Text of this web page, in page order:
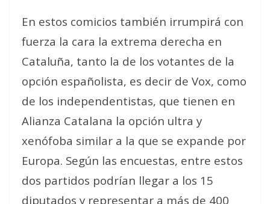
En estos comicios también irrumpirá con
fuerza la cara la extrema derecha en
Cataluña, tanto la de los votantes de la
opción españolista, es decir de Vox, como
de los independentistas, que tienen en
Alianza Catalana la opción ultra y
xenófoba similar a la que se expande por
Europa. Según las encuestas, entre estos
dos partidos podrían llegar a los 15
diputados y representar a más de 400